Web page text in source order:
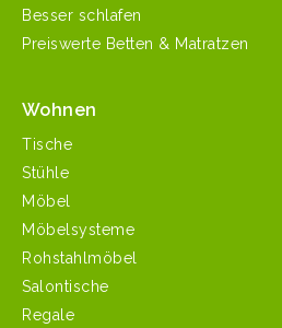
Besser schlafen
Preiswerte Betten & Matratzen
Wohnen
Tische
Stühle
Möbel
Möbelsysteme
Rohstahlmöbel
Salontische
Regale